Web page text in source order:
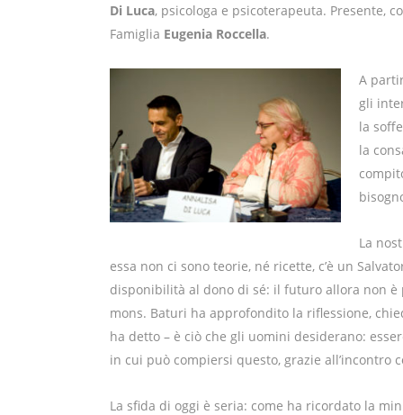
Di Luca, psicologa e psicoterapeuta. Presente,
Famiglia Eugenia Roccella.
A
gli
la
la
La
essa non ci sono teorie, né ricette, c’è un
disponibilità al dono di sé: il futuro allora non è
mons. Baturi ha approfondito la riflessione,
ha detto – è ciò che gli uomini desiderano:
in cui può compiersi questo, grazie all’incontro
La sfida di oggi è seria: come ha ricordato la